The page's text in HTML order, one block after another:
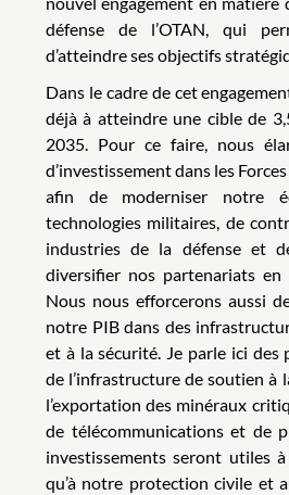
défense de l’OTAN, qui
d’atteindre ses objectifs
Dans le cadre de cet
déjà à atteindre une cible de
2035. Pour ce faire, nous
d’investissement dans les
afin de moderniser notre
technologies militaires, de
industries de la défense et
diversifier nos partenariats en
Nous nous efforcerons aussi
notre PIB dans des
et à la sécurité. Je parle ici des
de l’infrastructure de soutien à
l’exportation des minéraux
de télécommunications et de
investissements seront utiles
qu’à notre protection civile et